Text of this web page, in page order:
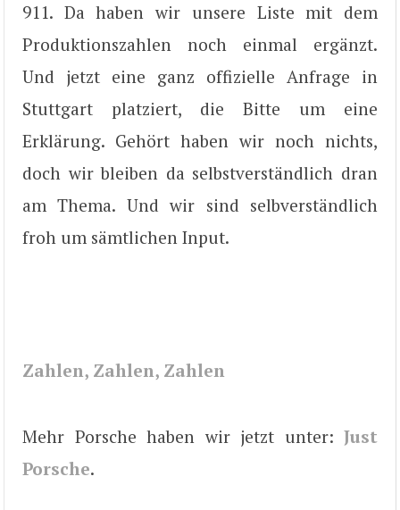
911. Da haben wir unsere Liste mit dem
Produktionszahlen noch einmal ergänzt.
Und jetzt eine ganz offizielle Anfrage in
Stuttgart platziert, die Bitte um eine
Erklärung. Gehört haben wir noch nichts,
doch wir bleiben da selbstverständlich dran
am Thema. Und wir sind selbverständlich
froh um sämtlichen Input.
Zahlen, Zahlen, Zahlen
Mehr Porsche haben wir jetzt unter: Just
Porsche.